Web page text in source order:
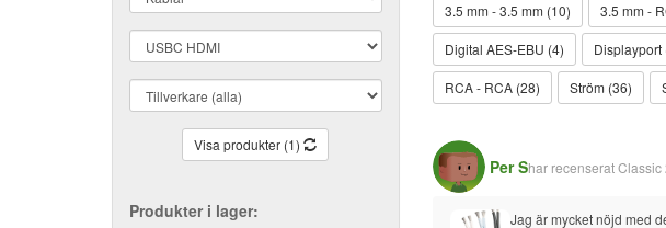
Visa produkter (1)
Produkter i lager:
3.5 mm - 3.5 mm (10) 3.5 mm -
Digital AES-EBU (4) Displayport
RCA - RCA (28) Ström (36)
Per Shar recenseratClassic
Jag är mycket nöjd med